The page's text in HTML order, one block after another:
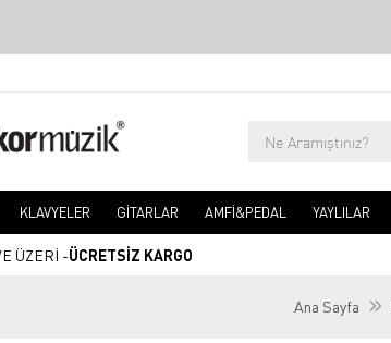
KLAVYELER GİTARLAR AMFİ&PEDAL YAYLILAR
ÜZERİ -ÜCRETSİZ KARGO
Ana Sayfa